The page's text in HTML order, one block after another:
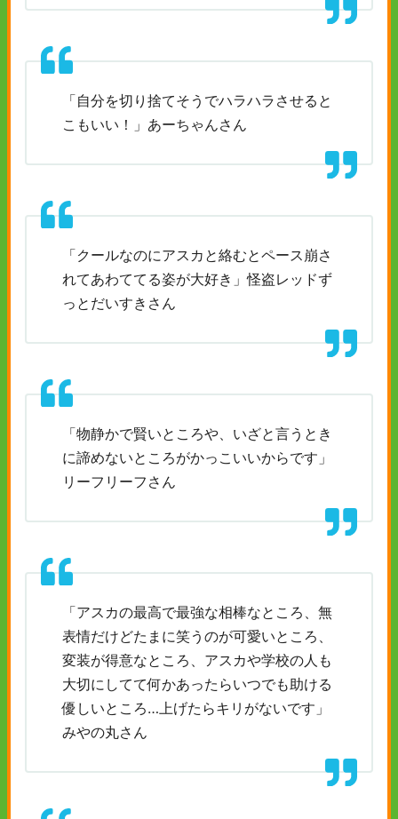
「自分を切り捨てそうでハラハラさせると
こもいい！」あーちゃんさん
「クールなのにアスカと絡むとペース崩さ
れてあわててる姿が大好き」怪盗レッドず
っとだいすきさん
「物静かで賢いところや、いざと言うとき
に諦めないところがかっこいいからです」
リーフリーフさん
「アスカの最高で最強な相棒なところ、無
表情だけどたまに笑うのが可愛いところ、
変装が得意なところ、アスカや学校の人も
大切にしてて何かあったらいつでも助ける
優しいところ…上げたらキリがないです」
みやの丸さん